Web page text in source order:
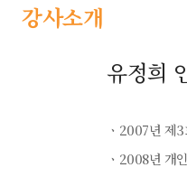
강사소개
유정희
ㆍ2007년 제
ㆍ2008년 개